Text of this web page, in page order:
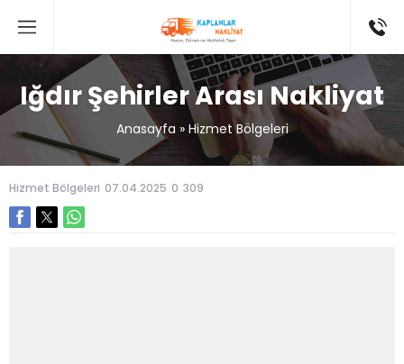
Iğdır Şehirler Arası Nakliyat
Anasayfa » Hizmet Bölgeleri
Hizmet Bölgeleri 07.04.2025 0 309